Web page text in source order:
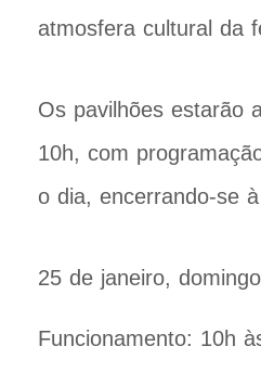
atmosfera cultural da
Os pavilhões estarão
10h, com
o dia, encerrando-se
25 de janeiro, domingo
Funcionamento: 10h